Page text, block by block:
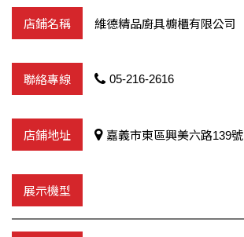
維德精品廚具櫥櫃有限公司
05-216-2616
嘉義市東區興美六路139號